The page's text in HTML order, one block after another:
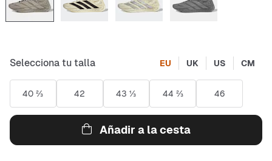
Selecciona tu talla EU UK US CM
40 ⅔ 42 43 ⅓ 44 ⅔ 46
Añadir a la cesta